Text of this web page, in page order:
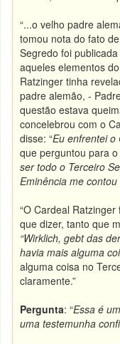
“...o velho padre
tomou nota do fato
Segredo foi
aqueles elementos
Ratzinger tinha
padre alemão, -
questão estava
concelebrou com o
disse: “Eu enfrentei o
que perguntou para
ser todo o Terceiro
Eminência me
“O Cardeal
que dizer, tanto que
“Wirklich, gebt das
havia mais alguma
alguma coisa no
claramente.”
Pergunta: “Essa é
uma testemunha